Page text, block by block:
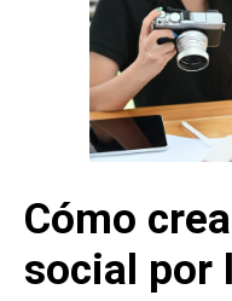
Cómo
social por